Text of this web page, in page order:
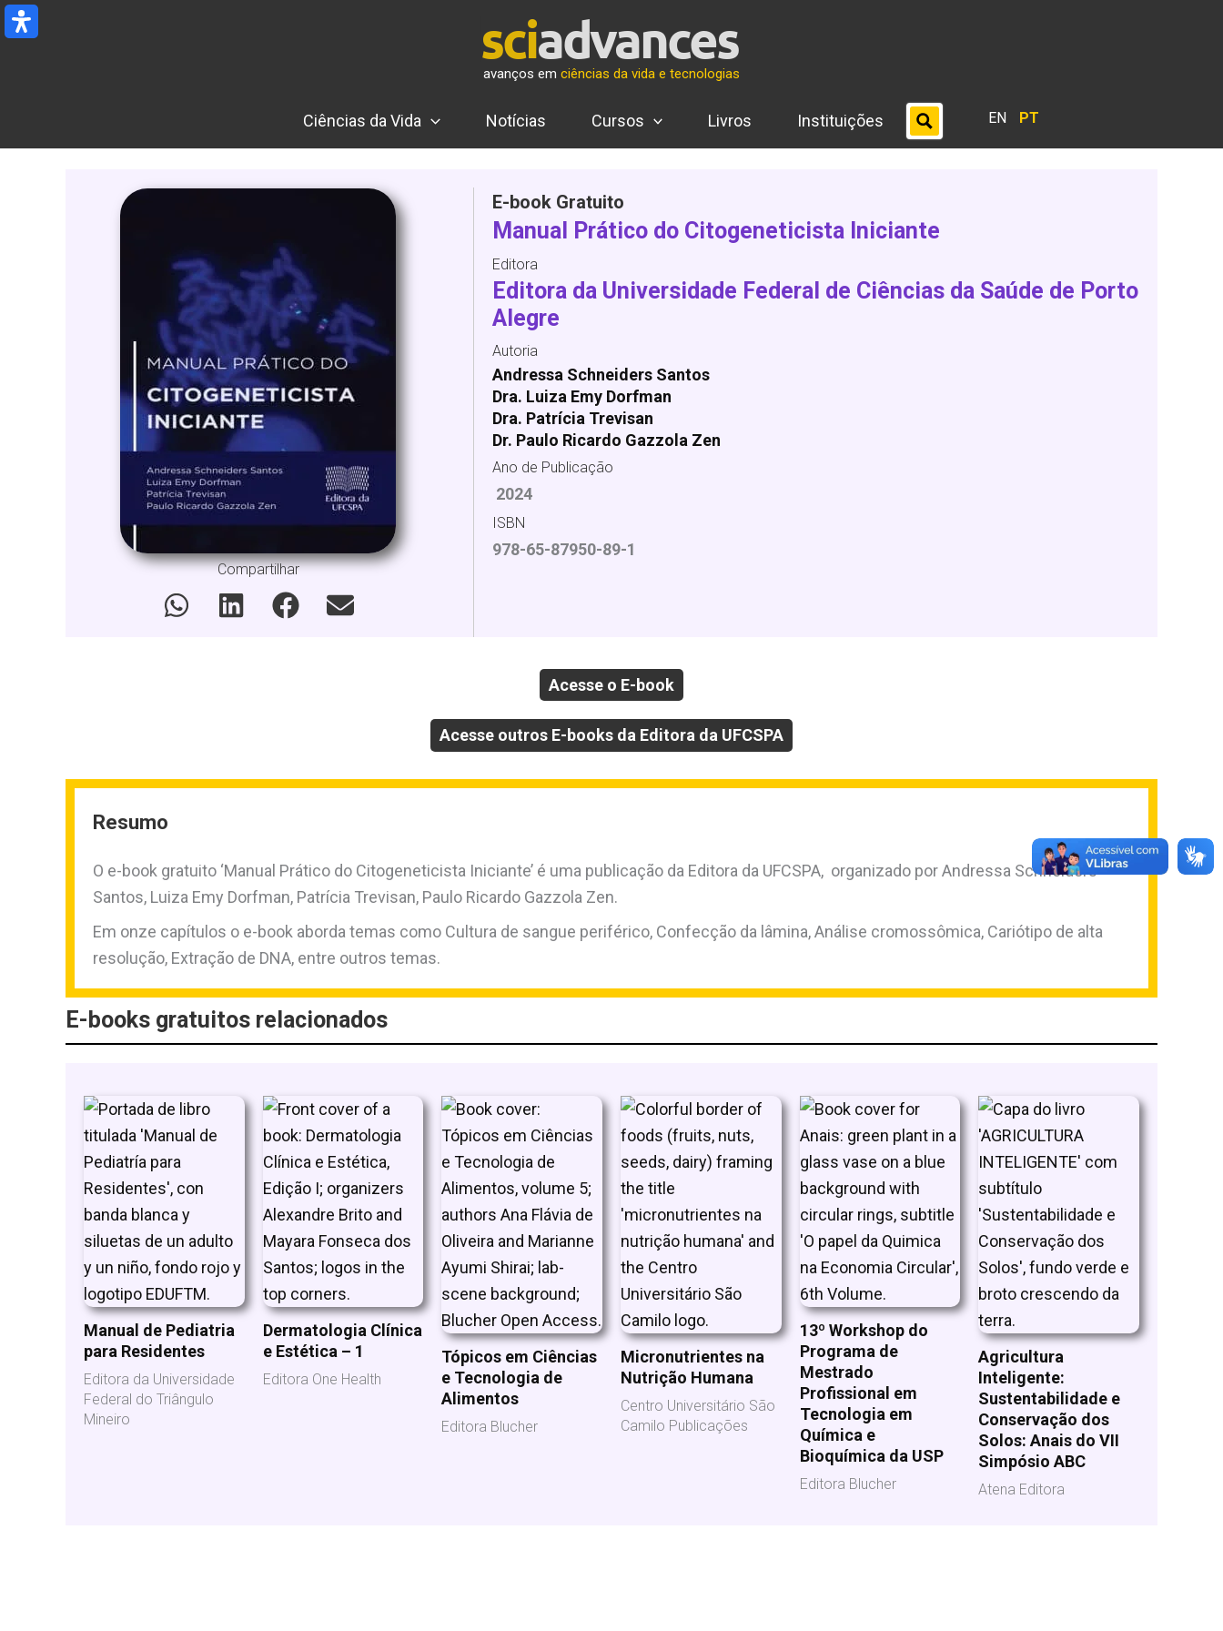
Ir
para
avanços em ciências da vida e tecnologias
Ciências da Vida Notícias Cursos Livros Instituições EN PT
Compartilhar
E-book Gratuito
Manual Prático do Citogeneticista Iniciante
Editora
Editora da Universidade Federal de Ciências da Saúde de Porto
Alegre
Autoria
Andressa Schneiders Santos
Dra. Luiza Emy Dorfman
Dra. Patrícia Trevisan
Dr. Paulo Ricardo Gazzola Zen
Ano de Publicação
2024
ISBN
978-65-87950-89-1
Acesse o E-book
Acesse outros E-books da Editora da UFCSPA
Resumo
O e-book gratuito ‘Manual Prático do Citogeneticista Iniciante’ é uma publicação da Editora da UFCSPA, organizado por Andressa Schneiders
Santos, Luiza Emy Dorfman, Patrícia Trevisan, Paulo Ricardo Gazzola Zen.
Em onze capítulos o e-book aborda temas como Cultura de sangue periférico, Confecção da lâmina, Análise cromossômica, Cariótipo de alta
resolução, Extração de DNA, entre outros temas.
E-books gratuitos relacionados
Manual de Pediatria
para Residentes
Editora da Universidade
Federal do Triângulo
Mineiro
Dermatologia Clínica
e Estética – 1
Editora One Health
Tópicos em Ciências
e Tecnologia de
Alimentos
Editora Blucher
Micronutrientes na
Nutrição Humana
Centro Universitário São
Camilo Publicações
13º Workshop do
Programa de
Mestrado
Profissional em
Tecnologia em
Química e
Bioquímica da USP
Editora Blucher
Agricultura
Inteligente:
Sustentabilidade e
Conservação dos
Solos: Anais do VII
Simpósio ABC
Atena Editora